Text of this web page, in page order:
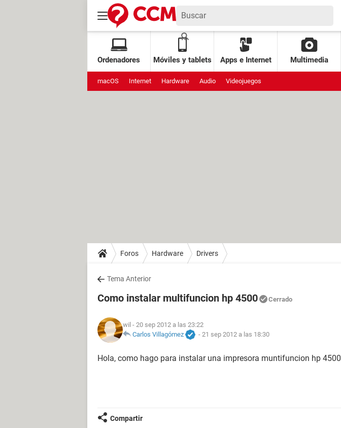
Ordenadores Móviles y tablets Apps e Internet Multimedia
macOS Internet Hardware Audio Videojuegos
Foros Hardware Drivers
Tema Anterior
Como instalar multifuncion hp 4500 Cerrado
wil - 20 sep 2012 a las 23:22
Carlos Villagómez
- 21 sep 2012 a las 18:30
Hola, como hago para instalar una impresora muntifuncion hp 4500
Compartir